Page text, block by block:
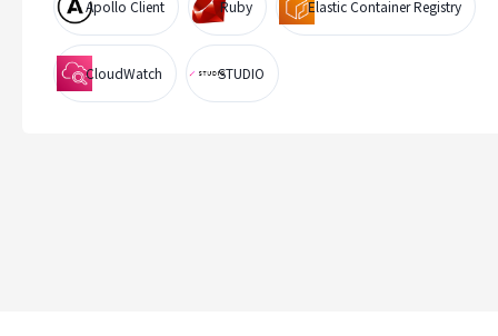
Apollo Client Ruby Elastic Container Registry
CloudWatch STUDIO